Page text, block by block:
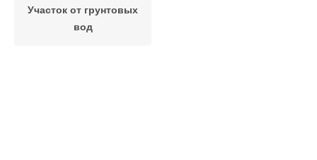
Участок от грунтовых
вод